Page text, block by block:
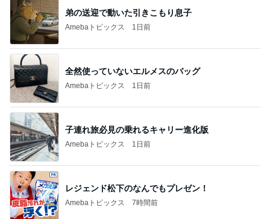
弟の送迎で動いた引きこもり息子
Amebaトピックス 1日前
全然使っていないエルメスのバッグ
Amebaトピックス 1日前
子連れ旅必見の乗れるキャリー進化版
Amebaトピックス 1日前
レジェンド松下のなんでもプレゼン！
Amebaトピックス 7時間前